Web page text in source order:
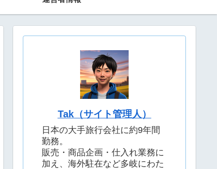
Tak（サイト管理人）
日本の大手旅行会社に約9年間
勤務。
販売・商品企画・仕入れ業務に
加え、海外駐在など多岐にわた